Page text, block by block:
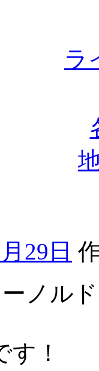
ラ
29日
ノル
！